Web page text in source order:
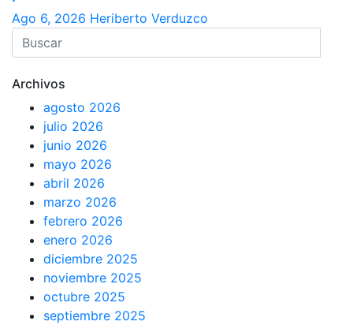
Ago 6, 2026 Heriberto Verduzco
Archivos
agosto 2026
julio 2026
junio 2026
mayo 2026
abril 2026
marzo 2026
febrero 2026
enero 2026
diciembre 2025
noviembre 2025
octubre 2025
septiembre 2025